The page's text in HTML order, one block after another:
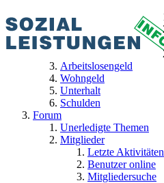
Arbeitslosengeld
Wohngeld
Unterhalt
Schulden
Forum
Unerledigte Themen
Mitglieder
Letzte Aktivitäten
Benutzer online
Mitgliedersuche